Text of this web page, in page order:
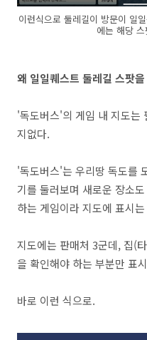
이런식으로 둘레길이 방문이 일
에는 해당
왜 일일퀘스트 둘레길 스팟
'독도버스'의 게임 내 지도는
지없다.
'독도버스'는 우리땅 독도를
기를 둘러보며 새로운 장소
하는 게임이라 지도에 표시
지도에는 판매처 3군데, 집(
을 확인해야 하는 부분만 표
바로 이런 식으로.